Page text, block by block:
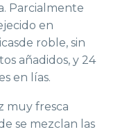
Parcialmente
en
roble, sin
añadidos, y 24
en lías.
muy fresca
se mezclan las